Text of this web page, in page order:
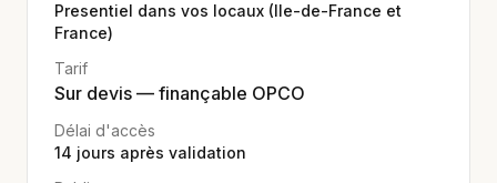
Presentiel dans vos locaux (Ile-de-France et
France)
Tarif
Sur devis — finançable OPCO
Délai d'accès
14 jours après validation